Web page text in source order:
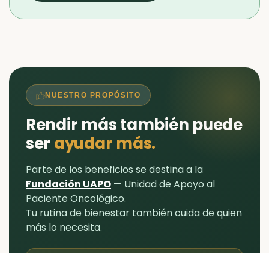
NUESTRO PROPÓSITO
Rendir más también puede
ser ayudar más.
Parte de los beneficios se destina a la
Fundación UAPO — Unidad de Apoyo al
Paciente Oncológico.
Tu rutina de bienestar también cuida de quien
más lo necesita.